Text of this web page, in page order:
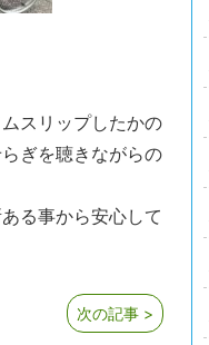
スリップしたかの
ぎを聴きながらの
る事から安心して
次の記事 >